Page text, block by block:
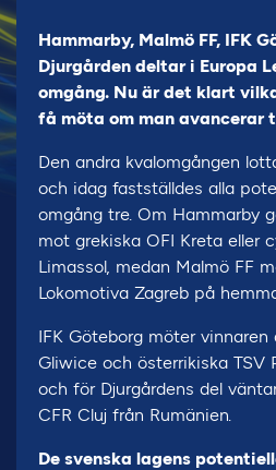
Hammarby, Malmö FF, IFK
Djurgården deltar i Europa
omgång. Nu är det klart
få möta om man avancerar
Den andra kvalomgången
och idag fastställdes alla
omgång tre. Om Hammarby
mot grekiska OFI Kreta eller
Limassol, medan Malmö FF
Lokomotiva Zagreb på
IFK Göteborg möter vinnaren
Gliwice och österrikiska TSV
och för Djurgårdens del
CFR Cluj från Rumänien.
De svenska lagens